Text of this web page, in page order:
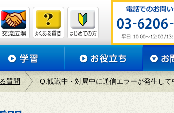
質問 Q.観戦中・対局中に通信エラーが発生して